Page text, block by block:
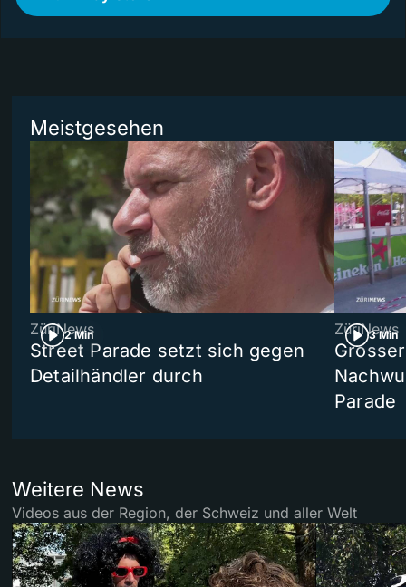
Meistgesehen
2 Min
ZüriNews
Street Parade setzt sich gegen
Detailhändler durch
3 Min
ZüriNews
Parade
Weitere News
Videos aus der Region, der Schweiz und aller Welt